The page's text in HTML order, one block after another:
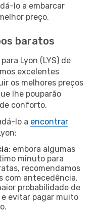
lo a embarcar
preço.
baratos
Lyon (LYS) de
excelentes
os melhores preços
lhe pouparão
conforto.
lo a encontrar
: embora algumas
minuto para
recomendamos
com antecedência.
probabilidade de
e evitar pagar muito